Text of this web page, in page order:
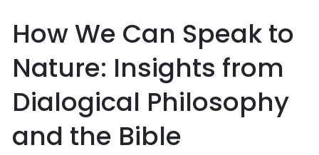
How We Can Speak to
Nature: Insights from
Dialogical Philosophy
and the Bible